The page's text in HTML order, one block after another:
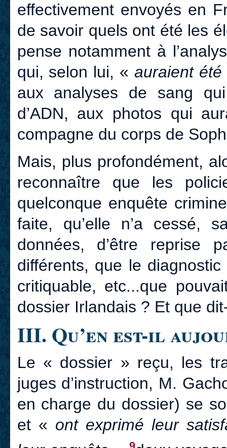
effectivement envoyés en
de savoir quels ont été les
pense notamment à
qui, selon lui, « auraient
aux analyses de sang
d’ADN, aux photos qui
compagne du corps de
Mais, plus profondément,
reconnaître que les
quelconque enquête
faite, qu’elle n’a cessé,
données, d’être reprise
différents, que le
critiquable, etc...que
dossier Irlandais ? Et que
III. Qu’en est-il
Le « dossier » reçu, les
juges d’instruction, M.
en charge du dossier) se
et « ont exprimé leur